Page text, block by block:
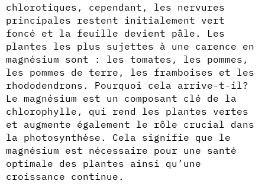
chlorotiques, cependant, les nervures
principales restent initialement vert
foncé et la feuille devient pâle. Les
plantes les plus sujettes à une carence en
magnésium sont : les tomates, les pommes,
les pommes de terre, les framboises et les
rhododendrons. Pourquoi cela arrive-t-il?
Le magnésium est un composant clé de la
chlorophylle, qui rend les plantes vertes
et augmente également le rôle crucial dans
la photosynthèse. Cela signifie que le
magnésium est nécessaire pour une santé
optimale des plantes ainsi qu’une
croissance continue.